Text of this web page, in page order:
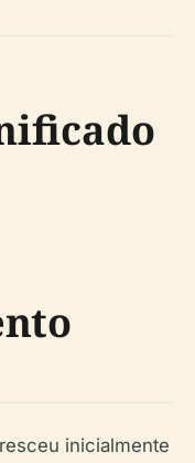
inicialmente